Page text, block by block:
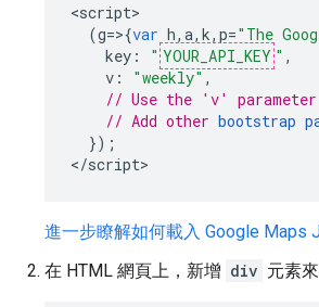
<script
(g=>{var h, a, k, p="The
key : " YOUR_API_KEY " ,
v : "weekly" ,
// Use the 'v'
// Add other bootstrap
});
</script>
進一步瞭解如何載入 Google Maps
在 HTML 網頁上，新增 div 元素